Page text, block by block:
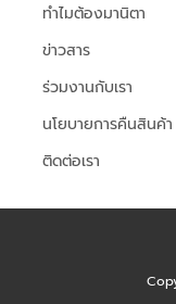
ทำไมต้องมานิตา
ข่าวสาร
ร่วมงานกับเรา
นโยบายการคืนสินค้า
ติดต่อเรา